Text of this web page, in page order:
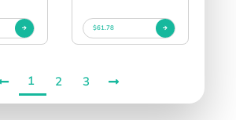
$61.78
1 2 3